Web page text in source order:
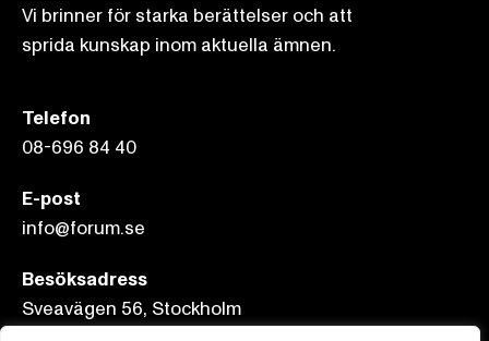
Vi brinner för starka berättelser och att
sprida kunskap inom aktuella ämnen.
Telefon
08-696 84 40
E-post
info@forum.se
Besöksadress
Sveavägen 56, Stockholm